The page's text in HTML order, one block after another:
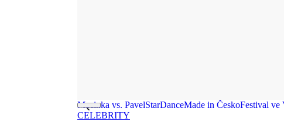
Macinka vs. PavelStarDanceMade in ČeskoFestival ve
CELEBRITY